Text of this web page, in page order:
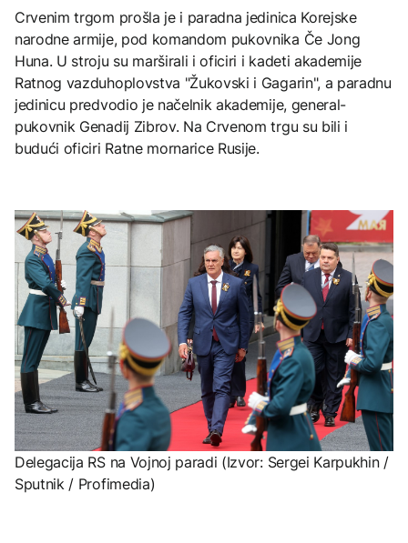
Crvenim trgom prošla je i paradna jedinica Korejske
narodne armije, pod komandom pukovnika Če Jong
Huna. U stroju su marširali i oficiri i kadeti akademije
Ratnog vazduhoplovstva "Žukovski i Gagarin", a paradnu
jedinicu predvodio je načelnik akademije, general-
pukovnik Genadij Zibrov. Na Crvenom trgu su bili i
budući oficiri Ratne mornarice Rusije.
Delegacija RS na Vojnoj paradi (Izvor: Sergei Karpukhin /
Sputnik / Profimedia)